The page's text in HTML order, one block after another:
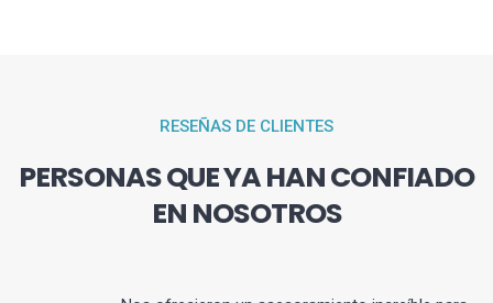
RESEÑAS DE CLIENTES
PERSONAS QUE YA HAN CONFIADO
EN NOSOTROS